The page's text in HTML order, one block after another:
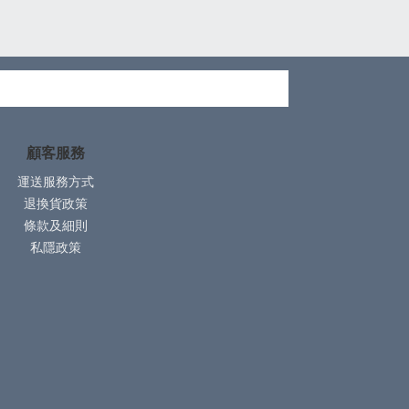
顧客服務
運送服務方式
退換貨政策
條款及細則
私隱政策